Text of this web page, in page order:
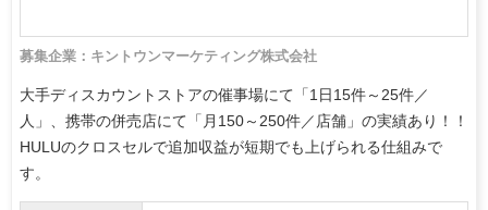
募集企業：キントウンマーケティング株式会社
大手ディスカウントストアの催事場にて「1日15件～25件／
人」、携帯の併売店にて「月150～250件／店舗」の実績あり！！
HULUのクロスセルで追加収益が短期でも上げられる仕組みで
す。